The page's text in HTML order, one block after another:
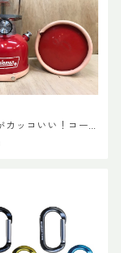
カッコいい！コー
ンタン用ボトムレ
135mm